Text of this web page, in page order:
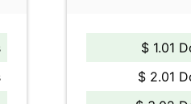
$ 1.01
$ 2.01